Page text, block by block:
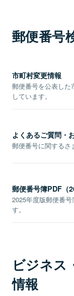
郵便番号
市町村変更情報
郵便番号を公表した
しています。
よくあるご質問・
郵便番号に関するさ
郵便番号簿PDF（
2025年度版郵便番
す。
ビジネス
情報